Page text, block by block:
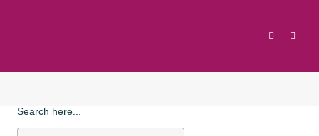
Search here...